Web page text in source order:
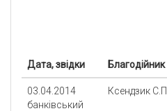
Дата, звідки Благодійник
03.04.2014
банківський
Ксендзик С.П.